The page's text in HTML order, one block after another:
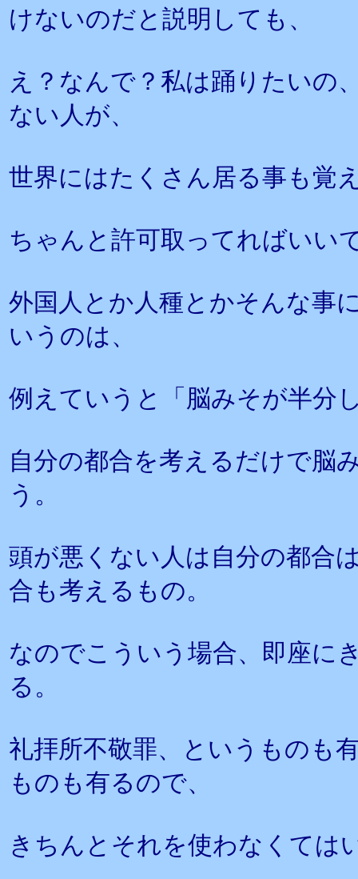
けないのだと説明しても、
え？なんで？私は踊りたいの
ない人が、
世界にはたくさん居る事も覚
ちゃんと許可取ってればいい
外国人とか人種とかそんな事
いうのは、
例えていうと「脳みそが半分
自分の都合を考えるだけで脳
う。
頭が悪くない人は自分の都合
合も考えるもの。
なのでこういう場合、即座に
る。
礼拝所不敬罪、というものも
ものも有るので、
きちんとそれを使わなくては